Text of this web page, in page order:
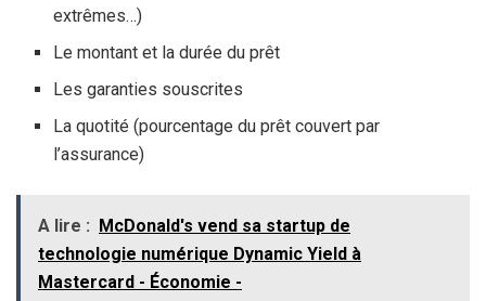
extrêmes…)
Le montant et la durée du prêt
Les garanties souscrites
La quotité (pourcentage du prêt couvert par
l’assurance)
A lire : McDonald's vend sa startup de
technologie numérique Dynamic Yield à
Mastercard - Économie -